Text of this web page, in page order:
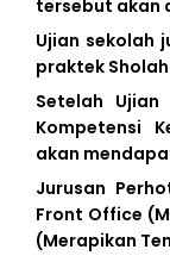
tersebut akan
Ujian sekolah
praktek Sholah
Setelah
Kompetensi
akan
Jurusan
Front Office
(Merapikan